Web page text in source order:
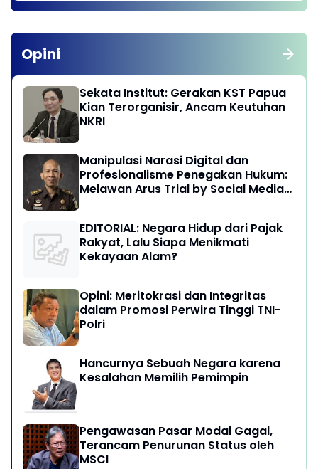
Opini
Sekata Institut: Gerakan KST Papua
Kian Terorganisir, Ancam Keutuhan
NKRI
Manipulasi Narasi Digital dan
Profesionalisme Penegakan Hukum:
Melawan Arus Trial by Social Media
EDITORIAL: Negara Hidup dari Pajak
Rakyat, Lalu Siapa Menikmati
Kekayaan Alam?
Opini: Meritokrasi dan Integritas
dalam Promosi Perwira Tinggi TNI-
Polri
Hancurnya Sebuah Negara karena
Kesalahan Memilih Pemimpin
Pengawasan Pasar Modal Gagal,
Terancam Penurunan Status oleh
MSCI